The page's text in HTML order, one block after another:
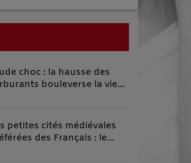
choc : la hausse des
bouleverse la vie
petites cités médiévales
des Français : le